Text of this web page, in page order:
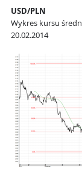
USD/PLN
Wykres kursu
20.02.2014